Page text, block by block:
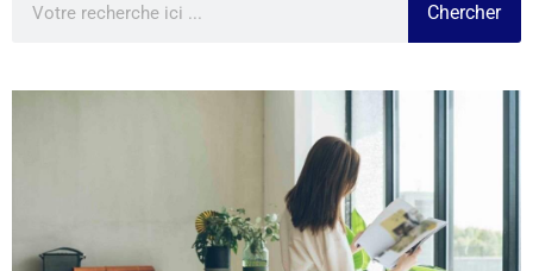
Chercher